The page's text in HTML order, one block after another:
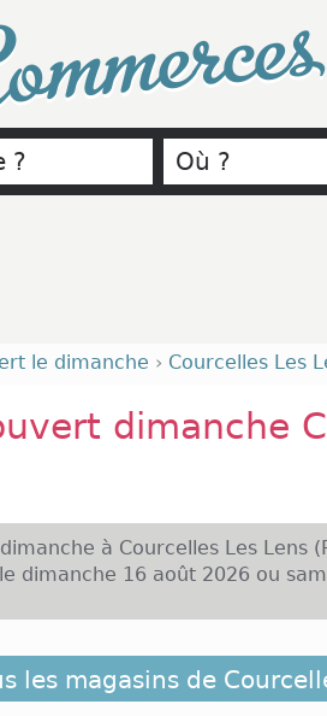
le dimanche › Courcelles Les
dimanche
à Courcelles Les Lens
dimanche 16 août 2026 ou
la liste ci-dessous les
et ceux situés à proximité. Ils
les magasins de